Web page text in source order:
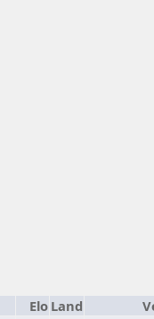
Elo Land